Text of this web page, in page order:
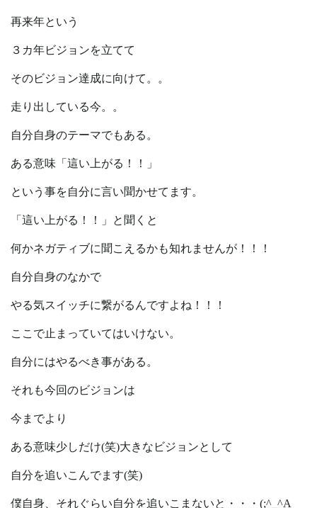
再来年という
３カ年ビジョンを立てて
そのビジョン達成に向けて。。
走り出している今。。
自分自身のテーマでもある。
ある意味「這い上がる！！」
という事を自分に言い聞かせてます。
「這い上がる！！」と聞くと
何かネガティブに聞こえるかも知れませんが！！！
自分自身のなかで
やる気スイッチに繋がるんですよね！！！
ここで止まっていてはいけない。
自分にはやるべき事がある。
それも今回のビジョンは
今までより
ある意味少しだけ(笑)大きなビジョンとして
自分を追いこんでます(笑)
僕自身、それぐらい自分を追いこまないと・・・(;^_^A